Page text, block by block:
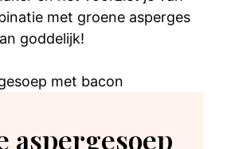
met groene asperges
goddelijk!
aspergesoep